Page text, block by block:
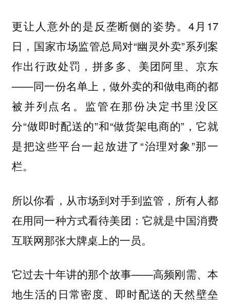
更让人意外的是反垄断侧的姿势。4月17
日，国家市场监管总局对“幽灵外卖”系列案
作出行政处罚，拼多多、美团阿里、京东
——同一份名单上，做外卖的和做电商的都
被并列点名。监管在那份决定书里没区
分“做即时配送的”和“做货架电商的”，它就
是把这些平台一起放进了“治理对象”那一
栏。
所以你看，从市场到对手到监管，所有人都
在用同一种方式看待美团：它就是中国消费
互联网那张大牌桌上的一员。
它过去十年讲的那个故事——高频刚需、本
地生活的日常密度、即时配送的天然壁垒